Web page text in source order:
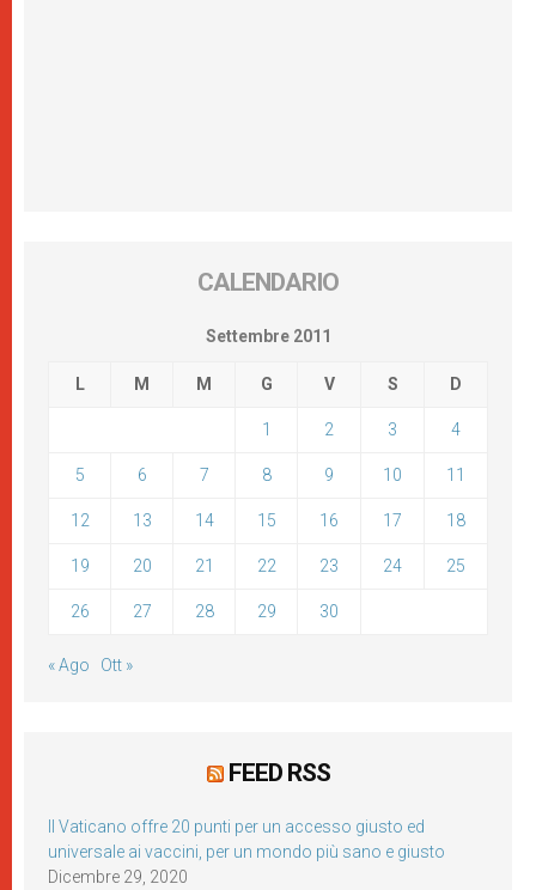
CALENDARIO
Settembre 2011
L M M G V S D
1 2 3 4
5 6 7 8 9 10 11
12 13 14 15 16 17 18
19 20 21 22 23 24 25
26 27 28 29 30
« Ago Ott »
FEED RSS
Il Vaticano offre 20 punti per un accesso giusto ed
universale ai vaccini, per un mondo più sano e giusto
Dicembre 29, 2020